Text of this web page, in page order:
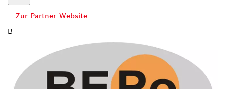
Zur Partner Website
B